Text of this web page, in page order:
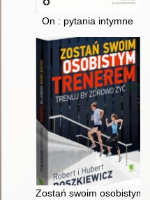
On : pytania intymne
Zostań swoim osobistym